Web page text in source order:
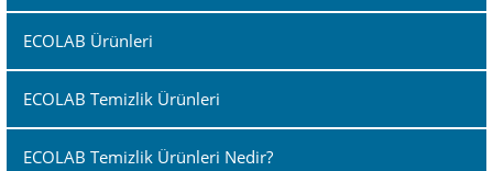
ECOLAB Ürünleri
ECOLAB Temizlik Ürünleri
ECOLAB Temizlik Ürünleri Nedir?